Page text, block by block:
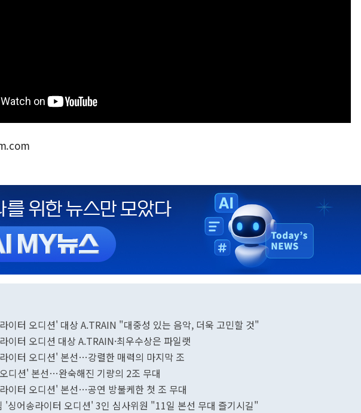
이터 오디션' 대상 A.TRAIN "대중성 있는 음악, 더욱 고민할 것"
이터 오디션 대상 A.TRAIN·최우수상은 파일랫
이터 오디션' 본선…강렬한 매력의 마지막 조
디션' 본선…완숙해진 기량의 2조 무대
이터 오디션' 본선…공연 방불케한 첫 조 무대
'싱어송라이터 오디션' 3인 심사위원 "11일 본선 무대 즐기시길"